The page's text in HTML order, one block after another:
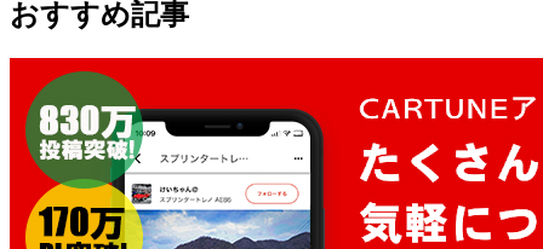
おすすめ記事